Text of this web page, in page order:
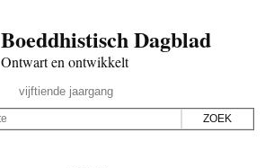
Boeddhistisch Dagblad
Ontwart en ontwikkelt
vijftiende jaargang